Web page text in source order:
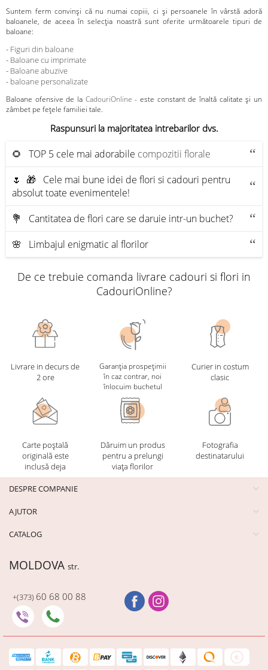
Suntem ferm convinși că nu numai copiii, ci și persoanele în vârstă adoră
baloanele, de aceea în selecția noastră sunt oferite următoarele tipuri de
baloane:
- Figuri din baloane
- Baloane cu imprimate
- Baloane abuzive
- baloane personalizate
Baloane ofensive de la CadouriOnline - este constant de înaltă calitate și un
zâmbet pe fețele familiei tale.
Raspunsuri la majoritatea intrebarilor dvs.
🌻 TOP 5 cele mai adorabile compozitii florale
🌷 🎁 Cele mai bune idei de flori si cadouri pentru
absolut toate evenimentele!
💐 Cantitatea de flori care se daruie intr-un buchet?
🌸 Limbajul enigmatic al florilor
De ce trebuie comanda livrare cadouri si flori in
CadouriOnline?
Livrare in decurs de
2 ore
Garanția prospețimii
în caz contrar, noi
înlocuim buchetul
Curier in costum
clasic
Carte poștală
originală este
inclusă deja
Dăruim un produs
pentru a prelungi
viața florilor
Fotografia
destinatarului
DESPRE COMPANIE
AJUTOR
CATALOG
MOLDOVA str.
+(373) 60 68 00 88